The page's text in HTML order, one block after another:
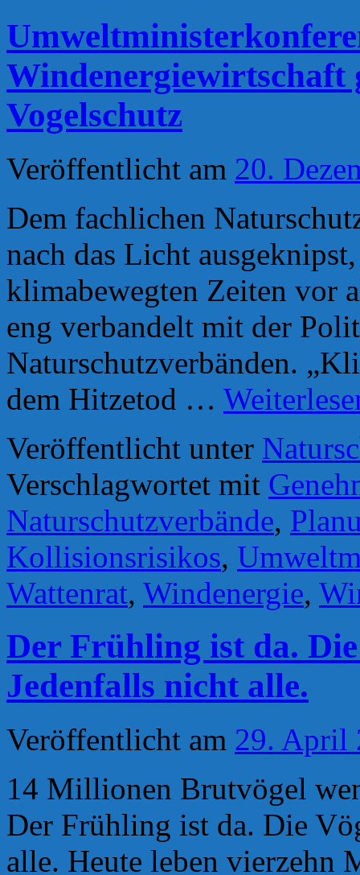
Windenergiewirtschaft
Vogelschutz
Veröffentlicht am 20.
Dem fachlichen
nach das Licht
klimabewegten Zeiten vor
eng verbandelt mit der
Naturschutzverbänden.
dem Hitzetod …
Veröffentlicht unter
Verschlagwortet mit
Naturschutzverbände,
Kollisionsrisikos,
Wattenrat, Windenergie,
Der Frühling ist da.
Jedenfalls nicht alle.
Veröffentlicht am 29. April
14 Millionen Brutvögel
Der Frühling ist da. Die
alle. Heute leben